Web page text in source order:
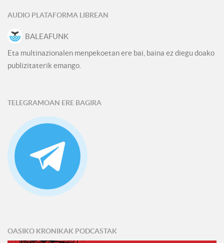
AUDIO PLATAFORMA LIBREAN
BALEAFUNK
Eta multinazionalen menpekoetan ere bai, baina ez diegu doako
publizitaterik emango.
TELEGRAMOAN ERE BAGIRA
OASIKO KRONIKAK PODCASTAK